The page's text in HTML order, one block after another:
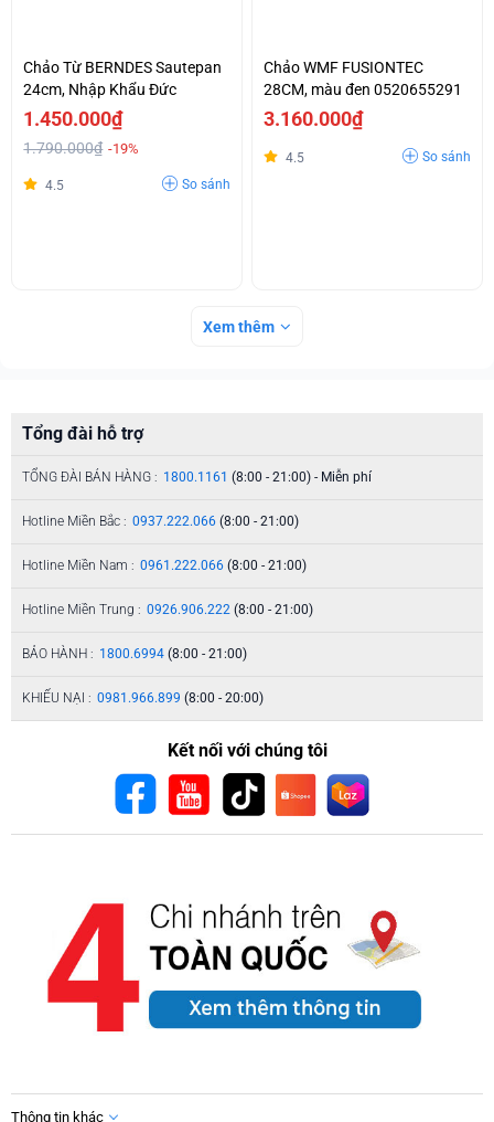
Chảo Từ BERNDES Sautepan
24cm, Nhập Khẩu Đức
1.450.000₫
1.790.000₫ -19%
4.5 So sánh
Chảo WMF FUSIONTEC
28CM, màu đen 0520655291
3.160.000₫
4.5 So sánh
Xem thêm
Tổng đài hỗ trợ
TỔNG ĐÀI BÁN HÀNG : 1800.1161 (8:00 - 21:00) - Miễn phí
Hotline Miền Bắc : 0937.222.066 (8:00 - 21:00)
Hotline Miền Nam : 0961.222.066 (8:00 - 21:00)
Hotline Miền Trung : 0926.906.222 (8:00 - 21:00)
BẢO HÀNH : 1800.6994 (8:00 - 21:00)
KHIẾU NẠI : 0981.966.899 (8:00 - 20:00)
Kết nối với chúng tôi
Thông tin khác